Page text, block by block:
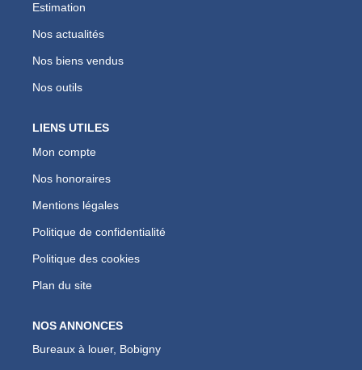
Estimation
Nos actualités
Nos biens vendus
Nos outils
LIENS UTILES
Mon compte
Nos honoraires
Mentions légales
Politique de confidentialité
Politique des cookies
Plan du site
NOS ANNONCES
Bureaux à louer, Bobigny